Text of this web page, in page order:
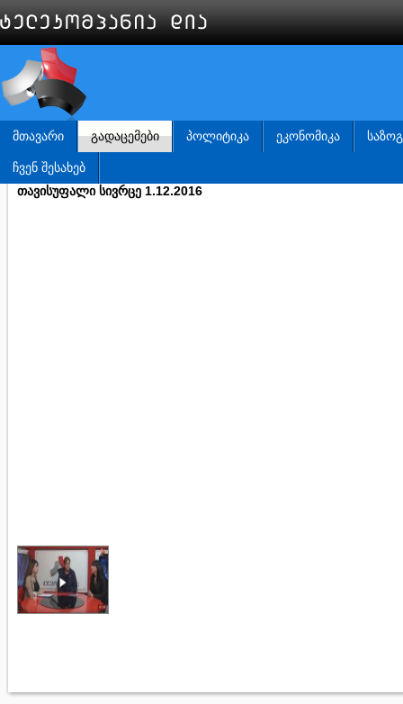
ᲛᲗᲐᲕᲐᲠᲘ ᲒᲐᲓᲐᲪᲔᲛᲔᲑᲘ ᲞᲝᲚᲘᲢᲘᲙᲐ ᲔᲙᲝᲜᲝᲛᲘᲙᲐ
ᲩᲕᲔᲜ ᲨᲔᲡᲐᲮᲔᲑ
თავისუფალი სივრცე 1.12.2016